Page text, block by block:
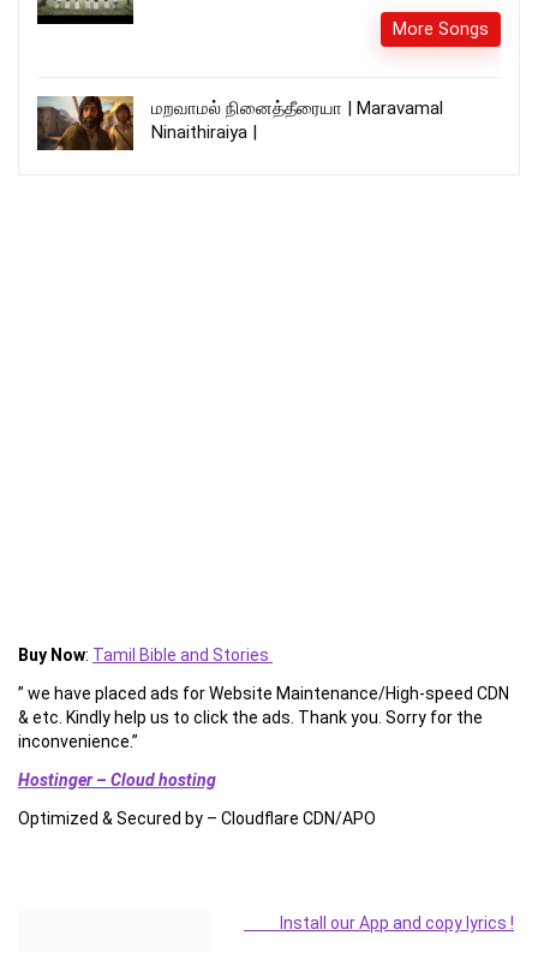
More Songs
மறவாமல் நினைத்தீரையா | Maravamal
Ninaithiraiya |
Buy Now: Tamil Bible and Stories
” we have placed ads for Website Maintenance/High-speed CDN
& etc. Kindly help us to click the ads. Thank you. Sorry for the
inconvenience.”
Hostinger – Cloud hosting
Optimized & Secured by – Cloudflare CDN/APO
Install our App and copy lyrics !